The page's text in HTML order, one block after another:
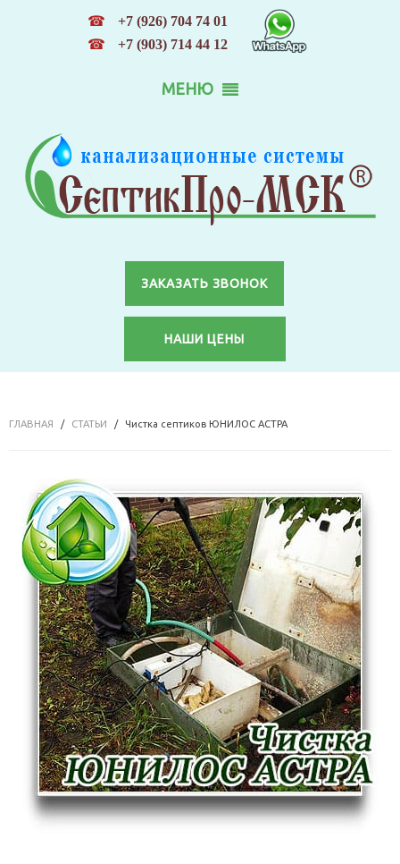
☎ +7 (926) 704 74 01
☎ +7 (903) 714 44 12
МЕНЮ
ЗАКАЗАТЬ ЗВОНОК
НАШИ ЦЕНЫ
ГЛАВНАЯ СТАТЬИ Чистка септиков ЮНИЛОС АСТРА